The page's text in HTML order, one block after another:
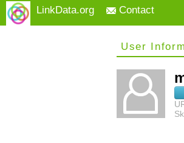
LinkData.org Contact
User